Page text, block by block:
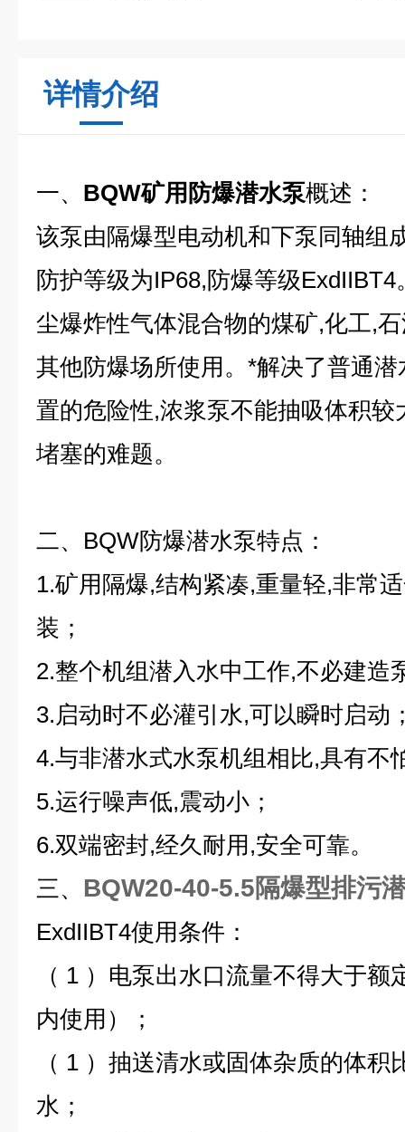
详情介绍
一、 BQW矿用防爆潜水泵概述：
该泵由隔爆型电动机和下泵同轴组
防护等级为IP68,防爆等级
尘爆炸性气体混合物的煤矿,化工,
其他防爆场所使用。*解决了普通
置的危险性,浓浆泵不能抽吸体积
堵塞的难题。
二、BQW防爆潜水泵特点：
1.矿用隔爆,结构紧凑,重量轻,非常
装；
2.整个机组潜入水中工作,不必建造
3.启动时不必灌引水,可以瞬时启动
4.与非潜水式水泵机组相比,具有不
5.运行噪声低,震动小；
6.双端密封,经久耐用,安全可靠。
三、 BQW20-40-5.5隔爆型排污
ExdIIBT4使用条件：
（ 1 ）电泵出水口流量不得大于
内使用）；
（ 1 ）抽送清水或固体杂质的体
水；